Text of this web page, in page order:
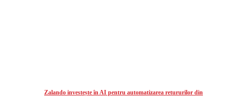
Zalando investește în AI pentru automatizarea retururilor din